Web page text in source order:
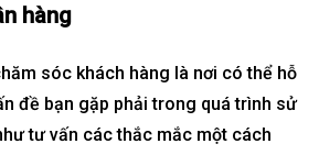
hàng
sóc khách hàng là nơi có thể hỗ
đề bạn gặp phải trong quá trình sử
tư vấn các thắc mắc một cách